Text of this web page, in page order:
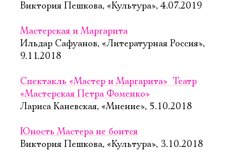
Виктория Пешкова, «Культура», 4.07.2019
Мастерская и Маргарита
Ильдар Сафуанов, «Литературная Россия»,
9.11.2018
Спектакль «Мастер и Маргарита»  Театр
«Мастерская Петра Фоменко»
Лариса Каневская, «Мнение», 5.10.2018
Юность Мастера не боится
Виктория Пешкова, «Культура», 3.10.2018